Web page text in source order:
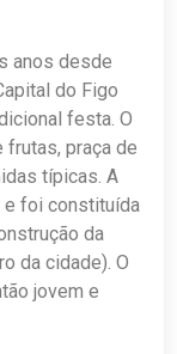
anos desde
do Figo
festa. O
praça de
típicas. A
foi constituída
da
da cidade). O
jovem e